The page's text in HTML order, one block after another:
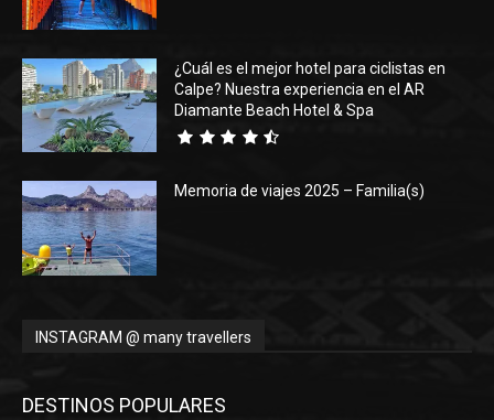
¿Cuál es el mejor hotel para ciclistas en
Calpe? Nuestra experiencia en el AR
Diamante Beach Hotel & Spa
Memoria de viajes 2025 – Familia(s)
INSTAGRAM @ many travellers
DESTINOS POPULARES